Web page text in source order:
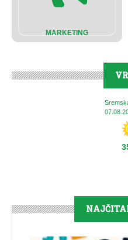
MARKETING